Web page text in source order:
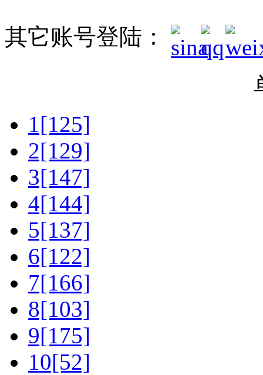
其它账号登陆：
1[125]
2[129]
3[147]
4[144]
5[137]
6[122]
7[166]
8[103]
9[175]
10[52]